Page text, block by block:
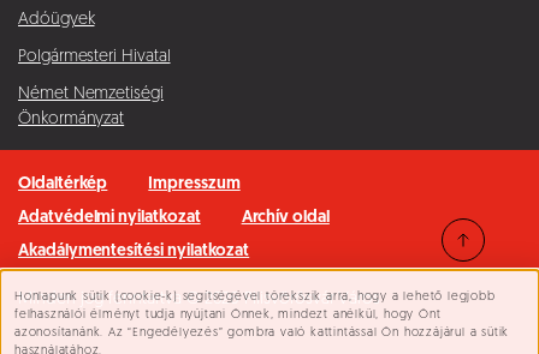
Süti beállítások
Honlapunk sütik (cookie-k) segítségével törekszik arra, hogy a lehető legjobb
felhasználói élményt tudja nyújtani Önnek, mindezt anélkül, hogy Önt
azonosítanánk. Az “Engedélyezés” gombra való kattintással Ön hozzájárul a sütik
használatához.
Adóügyek
Polgármesteri Hivatal
Német Nemzetiségi
Önkormányzat
Oldaltérkép
Impresszum
Adatvédelmi nyilatkozat
Archív oldal
Akadálymentesítési nyilatkozat
Minden jog fenntartva © 2026 Pilisvörösvár Város